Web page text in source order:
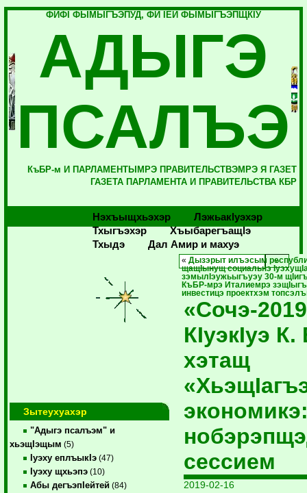
ФИФI ФЫМЫГЪЭПУД, ФИ IЕЙ ФЫМЫГЪЭПЩКIУ
АДЫГЭ
ПСАЛЪЭ
КъБР-м И ПАРЛАМЕНТЫМРЭ ПРАВИТЕЛЬСТВЭМРЭ Я ГАЗЕТ
ГАЗЕТА ПАРЛАМЕНТА И ПРАВИТЕЛЬСТВА КБР
Нэхъыщхьэхэр
Лэжьакlуэхэр
Тхыгъэхэр
Хъыбарегъащlэ
Тхыдэ
Дал Амир и махуэ
Зытеухуахэр
"Адыгэ псалъэм" и
хьэщIэщым (5)
Iуэху еплъыкIэ (47)
Iуэху щхьэпэ (10)
Абы дегъэпIейтей (84)
«Дызэрыт илъэсым
щащIынущ социальнэ
зэмылIэужьыгъуэу 30-м
КъБР-мрэ Италиемрэ
инвестицэ проектхэм
«Сочэ-
КIуэкIуэ К.
хэтащ
сессием
2019-02-16